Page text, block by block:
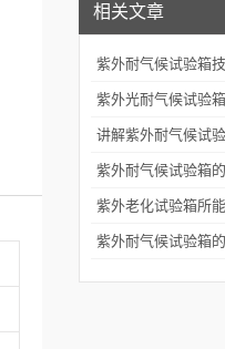
相关文章
紫外耐气候试验箱
紫外光耐气候试验
讲解紫外耐气候试
紫外耐气候试验箱
紫外老化试验箱所
条件
紫外耐气候试验箱